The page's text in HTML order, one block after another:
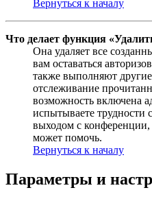
Вернуться к началу
Что делает функция
Она удаляет все
вам оставаться
также выполняют
отслеживание
возможность включена
испытываете
выходом с
может помочь.
Вернуться к началу
Параметры и